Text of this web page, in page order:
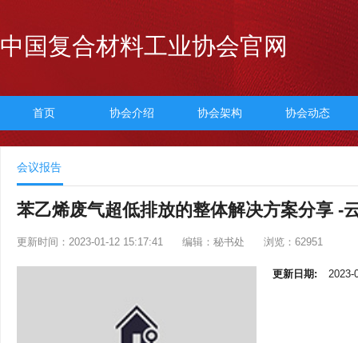
中国复合材料工业协会官网
首页 协会介绍 协会架构 协会动态
会议报告
苯乙烯废气超低排放的整体解决方案分享 -
更新时间：2023-01-12 15:17:41 编辑：秘书处 浏览：62951
更新日期: 2023-